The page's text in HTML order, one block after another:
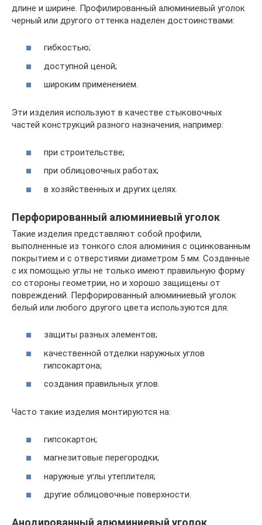
длине и ширине. Профилированный алюминиевый уголок
черный или другого оттенка наделен достоинствами:
гибкостью;
доступной ценой;
широким применением.
Эти изделия используют в качестве стыковочных
частей конструкций разного назначения, например:
при строительстве;
при облицовочных работах;
в хозяйственных и других целях.
Перфорированный алюминиевый уголок
Такие изделия представляют собой профили,
выполненные из тонкого слоя алюминия с оцинкованным
покрытием и с отверстиями диаметром 5 мм. Созданные
с их помощью углы не только имеют правильную форму
со стороны геометрии, но и хорошо защищены от
повреждений. Перфорированный алюминиевый уголок
белый или любого другого цвета используются для:
защиты разных элементов;
качественной отделки наружных углов
гипсокартона;
создания правильных углов.
Часто такие изделия монтируются на:
гипсокартон;
магнезитовые перегородки;
наружные углы утеплителя;
другие облицовочные поверхности.
Анодированный алюминиевый уголок